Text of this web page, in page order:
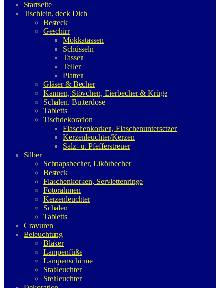
Startseite
Tischlein, deck Dich
Besteck
Geschirr
Mokkatassen
Schüsseln
Tassen
Teller
Platten
Gläser & Becher
Kannen, Stövchen, Eierbecher & Krüge
Schalen, Butterdose
Tabletts
Tischdekoration
Flaschenkorken, Flaschenuntersetzer
Kerzenleuchter/Kerzen
Salz- u. Pfefferstreuer
Silber
Schnapsbecher, Likörbecher
Besteck
Flaschenkorken, Serviettenringe
Fotorahmen
Kerzenleuchter
Schalen
Tabletts
Gravuren
Beleuchtung
Blaker
Lampenfüße
Lampenschirme
Stableuchten
Stehleuchten